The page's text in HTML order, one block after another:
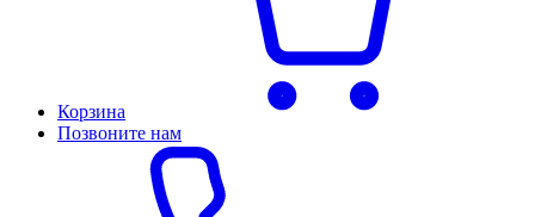
Корзина
Позвоните нам